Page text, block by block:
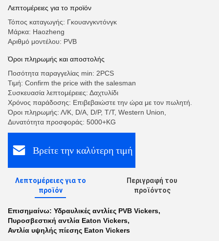
Λεπτομέρειες για το προϊόν
Τόπος καταγωγής: Γκουανγκντόνγκ
Μάρκα: Haozheng
Αριθμό μοντέλου: PVB
Όροι πληρωμής και αποστολής
Ποσότητα παραγγελίας min: 2PCS
Τιμή: Confirm the price with the salesman
Συσκευασία λεπτομέρειες: Δαχτυλίδι
Χρόνος παράδοσης: Επιβεβαιώστε την ώρα με τον πωλητή.
Όροι πληρωμής: Λ/Κ, D/A, D/P, T/T, Western Union,
Δυνατότητα προσφοράς: 5000+KG
Βρείτε την καλύτερη τιμή
Λεπτομέρειες για το
προϊόν
Περιγραφή του
προϊόντος
Επισημαίνω: Υδραυλικές αντλίες PVB Vickers,
Πυροσβεστική αντλία Eaton Vickers,
Αντλία υψηλής πίεσης Eaton Vickers